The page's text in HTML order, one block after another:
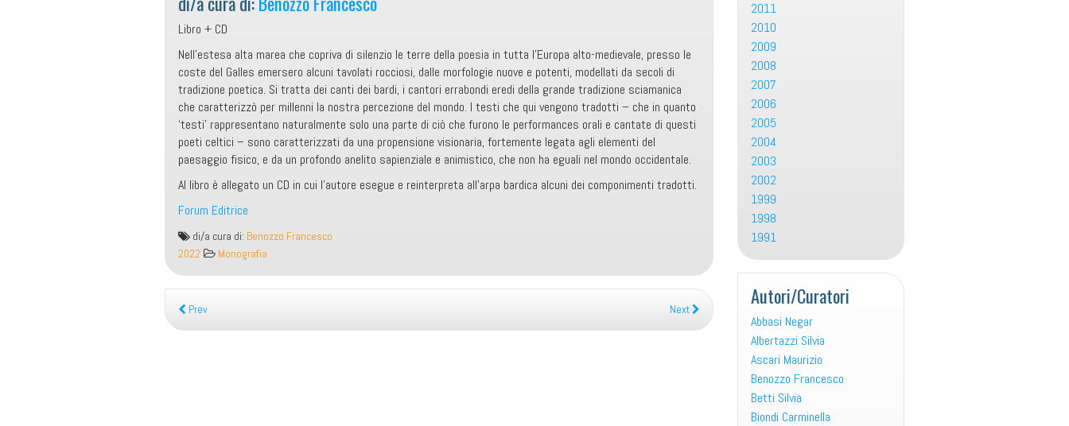
Libro + CD
Nell’estesa alta marea che copriva di silenzio le terre della poesia in tutta l’Europa alto-medievale, presso le
coste del Galles emersero alcuni tavolati rocciosi, dalle morfologie nuove e potenti, modellati da secoli di
tradizione poetica. Si tratta dei canti dei bardi, i cantori errabondi eredi della grande tradizione sciamanica
che caratterizzò per millenni la nostra percezione del mondo. I testi che qui vengono tradotti – che in quanto
‘testi’ rappresentano naturalmente solo una parte di ciò che furono le performances orali e cantate di questi
poeti celtici – sono caratterizzati da una propensione visionaria, fortemente legata agli elementi del
paesaggio fisico, e da un profondo anelito sapienziale e animistico, che non ha eguali nel mondo occidentale.
Al libro è allegato un CD in cui l’autore esegue e reinterpreta all’arpa bardica alcuni dei componimenti tradotti.
Forum Editrice
Poeti
della
Canti
bardici
di/a cura di: Benozzo Francesco
2022
Monografia
Prev Next
2011
2010
2009
2008
2007
2006
2005
2004
2003
2002
1999
1998
1991
Autori/Curatori
Abbasi Negar
Albertazzi Silvia
Ascari Maurizio
Benozzo Francesco
Betti Silvia
Biondi Carminella